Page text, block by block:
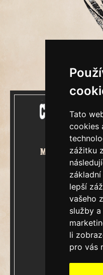
Tato
cookies
zážitku
lepší
vašeho
služby
li
pro vás
Mecenášem
V Praze,